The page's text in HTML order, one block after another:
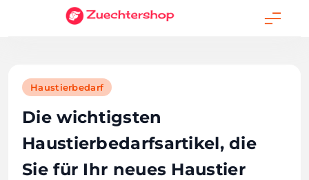
Haustierbedarf
Die wichtigsten
Haustierbedarfsartikel, die
Sie für Ihr neues Haustier